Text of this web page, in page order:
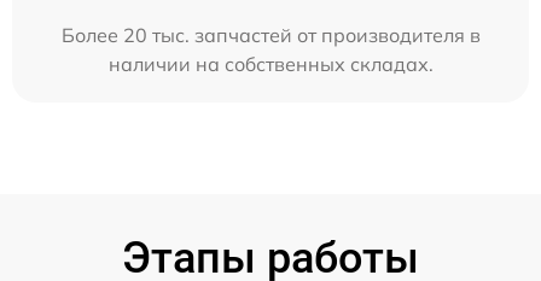
Более 20 тыс. запчастей от производителя в
наличии на собственных складах.
Этапы работы